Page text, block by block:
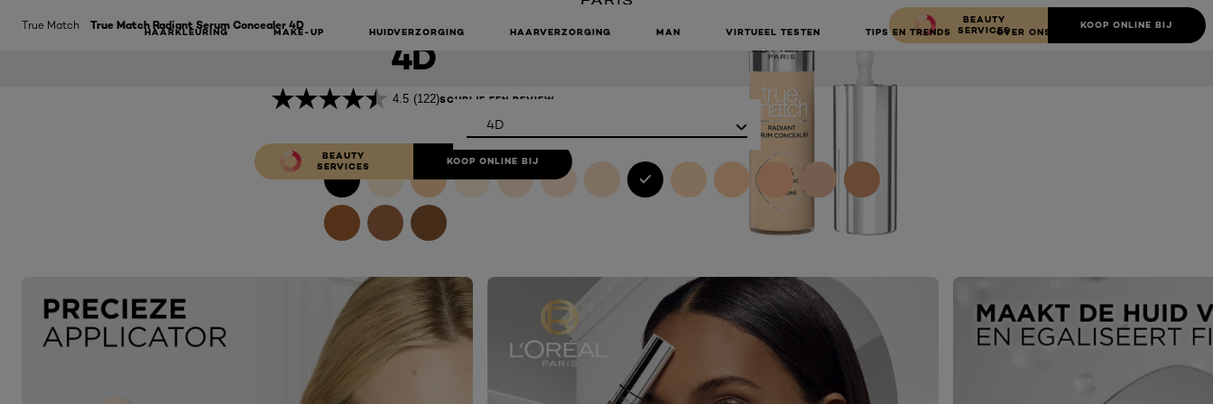
HAARKLEURING MAKE-UP HUIDVERZORGING HAARVERZORGING MAN VIRTUEEL TESTEN TIPS EN TRENDS OVER ONS
SERUM CONCEALER
4D
4.5 (122)SCHRIJF EEN REVIEW
BEAUTY
SERVICES
KOOP ONLINE BIJ
Color
4D
NEXT CARD
True Match True Match Radiant Serum Concealer 4D
BEAUTY
SERVICES
KOOP ONLINE BIJ